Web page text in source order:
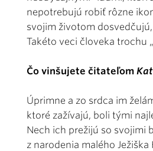
nepotrebujú robiť rôzne
svojim životom
Takéto veci človeka trochu
Čo vinšujete čitateľom
Úprimne a zo srdca im
ktoré zažívajú, boli tými
Nech ich prežijú so svojimi
z narodenia malého Ježiška